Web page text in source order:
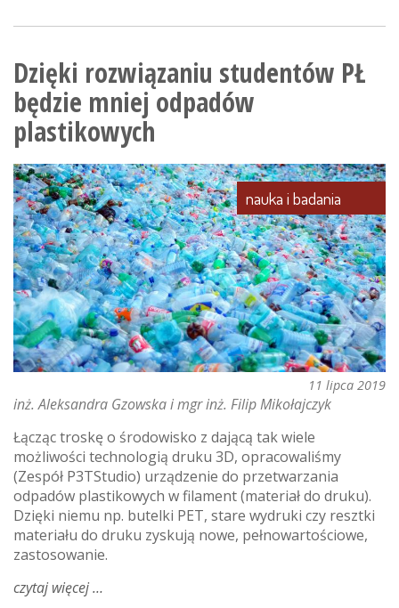
Dzięki rozwiązaniu studentów PŁ
będzie mniej odpadów
plastikowych
nauka i badania
11 lipca 2019
inż. Aleksandra Gzowska i mgr inż. Filip Mikołajczyk
Łącząc troskę o środowisko z dającą tak wiele
możliwości technologią druku 3D, opracowaliśmy
(Zespół P3TStudio) urządzenie do przetwarzania
odpadów plastikowych w filament (materiał do druku).
Dzięki niemu np. butelki PET, stare wydruki czy resztki
materiału do druku zyskują nowe, pełnowartościowe,
zastosowanie.
czytaj więcejo